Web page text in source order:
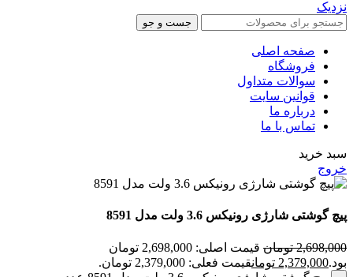
نزدیک
جست و جو
صفحه اصلی
فروشگاه
سوالات متداول
قوانین سایت
درباره ما
تماس با ما
سبد خرید
خروج
پیچ گوشتی شارژی رونیکس 3.6 ولت مدل 8591
2,698,000 تومان
قیمت اصلی: 2,698,000 تومان
بود.2,379,000 تومانقیمت فعلی: 2,379,000 تومان.